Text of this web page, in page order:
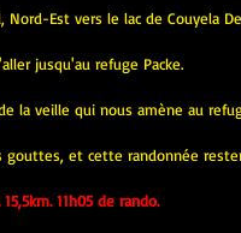
Est vers le lac de Couyela
jusqu'au refuge Packe.
la veille qui nous amène au
gouttes, et cette randonnée
11h05 de rando.